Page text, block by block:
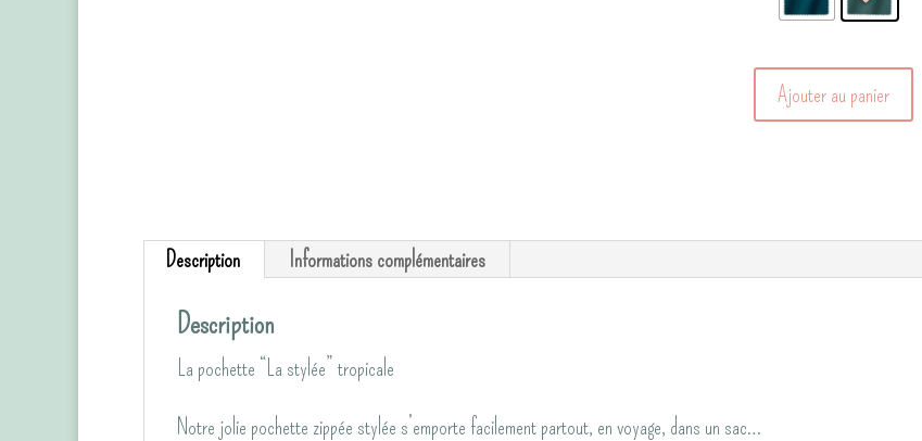
quantité
de
Ajouter au panier
Description Informations complémentaires
Description
La pochette “La stylée” tropicale
Notre jolie pochette zippée stylée s’emporte facilement partout, en voyage, dans un sac…